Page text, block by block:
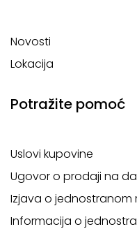
Novosti
Lokacija
Potražite pomoć
Uslovi kupovine
Ugovor o prodaji na
Izjava o jednostranom
Informacija o